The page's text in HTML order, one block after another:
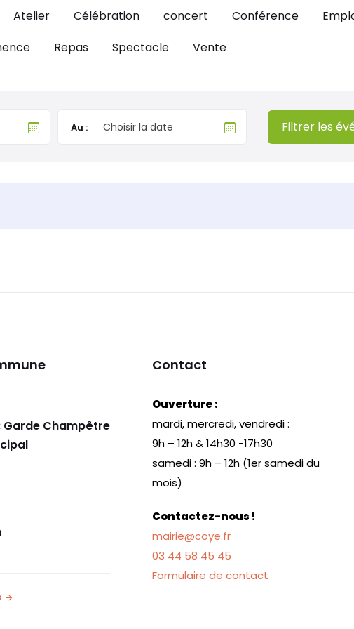
Atelier Célébration concert Conférence
Repas Spectacle Vente
Au : Filtrer les
Garde Champêtre
Contact
Ouverture :
mardi, mercredi, vendredi :
9h – 12h & 14h30 -17h30
samedi : 9h – 12h (1er samedi du
mois)
Contactez-nous !
mairie@coye.fr
03 44 58 45 45
Formulaire de contact